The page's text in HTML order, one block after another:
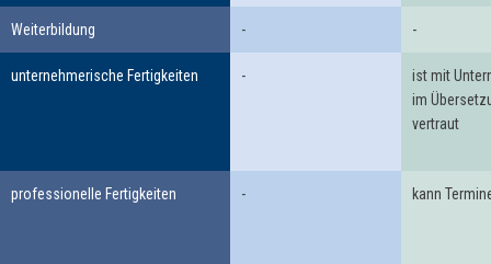
Weiterbildung - -
unternehmerische Fertigkeiten -
ist mit
im
vertraut
professionelle Fertigkeiten - kann